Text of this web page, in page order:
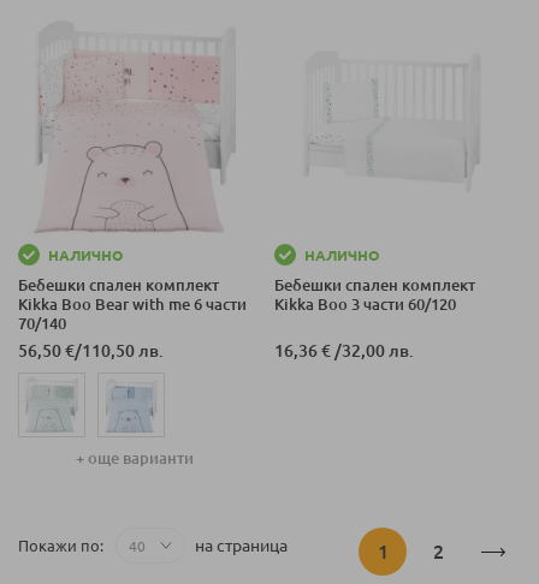
НАЛИЧНО
Бебешки спален комплект
Kikka Boo Bear with me 6 части
70/140
56,50 €/110,50 лв.
+ още варианти
НАЛИЧНО
Бебешки спален комплект
Kikka Boo 3 части 60/120
16,36 €/32,00 лв.
В
1 Страница
2
Покажи по на страница